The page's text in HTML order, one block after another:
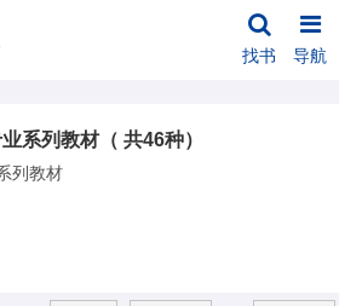
找书 导航
系列教材（ 共46种）
列教材